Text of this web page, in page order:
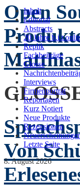
Inhalt
Editorial
Abstracts
20 Jahre
Replik
Fachbeiträge
Glosse
Interviews
Firmenporträt
Reportagen
Kurz Notiert
Neue Produkte
Rezensionen
Letzte Seite
8. August 2026
Open
Von